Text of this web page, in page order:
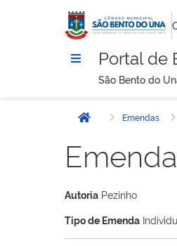
Portal de
São Bento do
Início Emendas
Autoria Pezinho
Tipo de Emenda